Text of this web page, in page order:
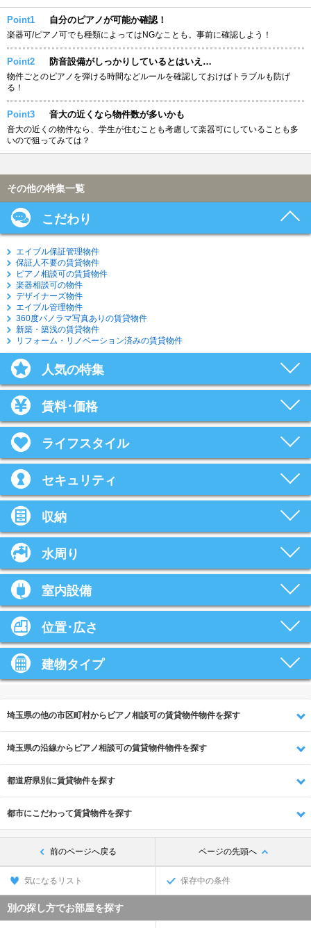
Point1 自分のピアノが可能か確認！
楽器可/ピアノ可でも種類によってはNGなことも。事前に確認しよう！
Point2 防音設備がしっかりしているとはいえ…
物件ごとのピアノを弾ける時間などルールを確認しておけばトラブルも防げ
る！
Point3 音大の近くなら物件数が多いかも
音大の近くの物件なら、学生が住むことも考慮して楽器可にしていることも多
いので狙ってみては？
その他の特集一覧
こだわり
エイブル保証管理物件
保証人不要の賃貸物件
ピアノ相談可の賃貸物件
楽器相談可の物件
デザイナーズ物件
エイブル管理物件
360度パノラマ写真ありの賃貸物件
新築・築浅の賃貸物件
リフォーム・リノベーション済みの賃貸物件
人気の特集
賃料･価格
ライフスタイル
セキュリティ
収納
水周り
室内設備
位置･広さ
建物タイプ
埼玉県の他の市区町村からピアノ相談可の賃貸物件物件を探す
埼玉県の沿線からピアノ相談可の賃貸物件物件を探す
都道府県別に賃貸物件を探す
都市にこだわって賃貸物件を探す
前のページへ戻る ページの先頭へ
気になるリスト 保存中の条件
別の探し方でお部屋を探す